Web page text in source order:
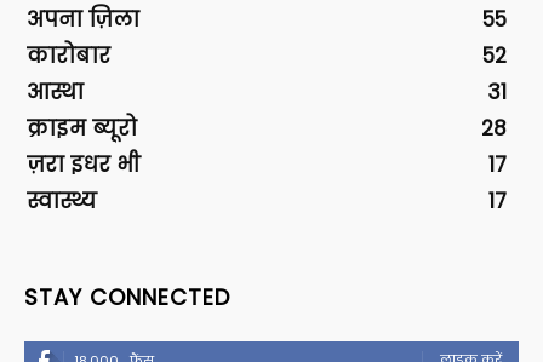
अपना ज़िला
55
कारोबार
52
आस्था
31
क्राइम ब्यूरो
28
ज़रा इधर भी
17
स्वास्थ्य
17
STAY CONNECTED